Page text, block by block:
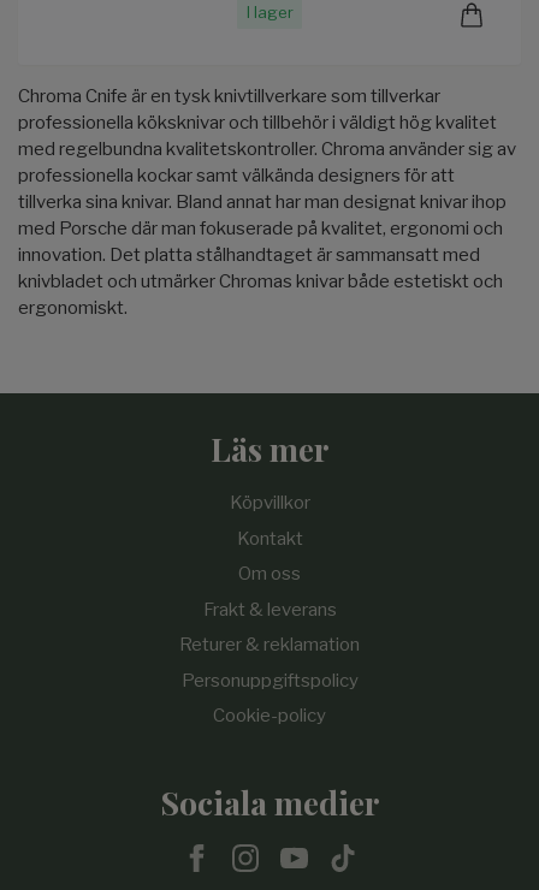
I lager
Chroma Cnife är en tysk knivtillverkare som tillverkar
professionella köksknivar och tillbehör i väldigt hög kvalitet
med regelbundna kvalitetskontroller. Chroma använder sig av
professionella kockar samt välkända designers för att
tillverka sina knivar. Bland annat har man designat knivar ihop
med Porsche där man fokuserade på kvalitet, ergonomi och
innovation. Det platta stålhandtaget är sammansatt med
knivbladet och utmärker Chromas knivar både estetiskt och
ergonomiskt.
Läs mer
Köpvillkor
Kontakt
Om oss
Frakt & leverans
Returer & reklamation
Personuppgiftspolicy
Cookie-policy
Sociala medier